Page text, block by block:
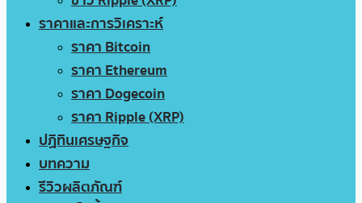
ราคาและการวิเคราะห์
ราคา Bitcoin
ราคา Ethereum
ราคา Dogecoin
ราคา Ripple (XRP)
ปฏิทินเศรษฐกิจ
บทความ
รีวิวผลิตภัณฑ์